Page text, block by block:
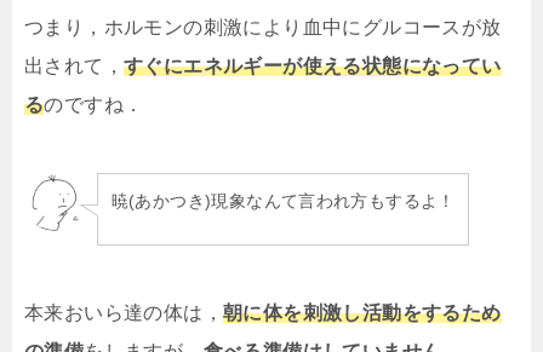
つまり，ホルモンの刺激により血中にグルコースが放
出されて， すぐにエネルギーが使える状態になってい
るのですね．
暁(あかつき)現象なんて言われ方もするよ！
本来おいら達の体は， 朝に体を刺激し活動をするため